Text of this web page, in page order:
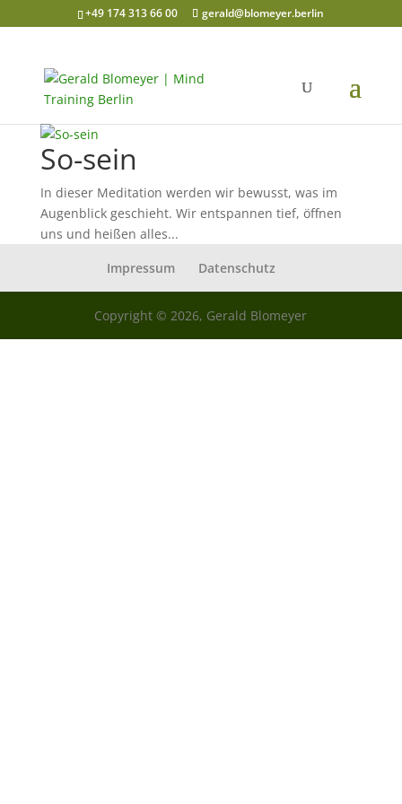
+49 174 313 66 00 gerald@blomeyer.berlin
So-sein
In dieser Meditation werden wir bewusst, was im
Augenblick geschieht. Wir entspannen tief, öffnen
uns und heißen alles...
Impressum
Datenschutz
Copyright © 2026, Gerald Blomeyer